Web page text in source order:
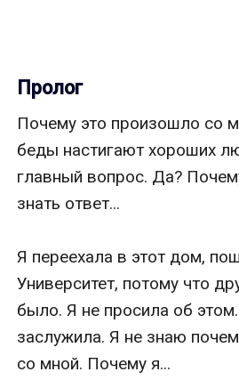
Пролог
Почему это произошло со
беды настигают хороших
главный вопрос. Да?
знать ответ...
Я переехала в этот дом,
Университет, потому что
было. Я не просила об
заслужила. Я не знаю
со мной. Почему я...